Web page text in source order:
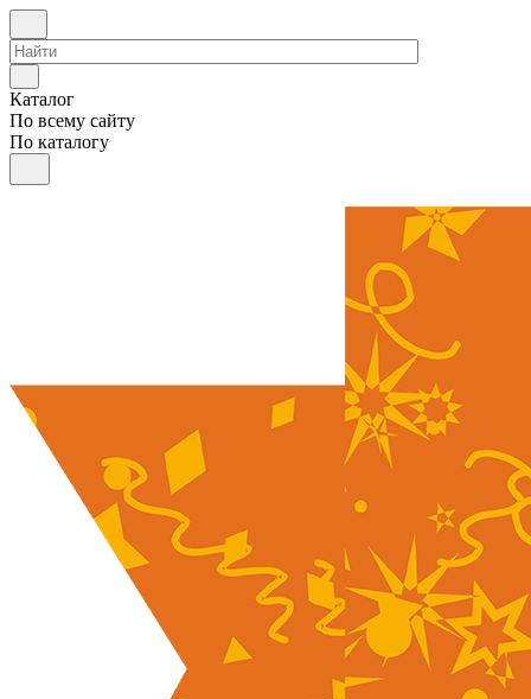
Каталог
По всему сайту
По каталогу